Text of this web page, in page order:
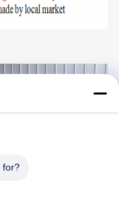
for?